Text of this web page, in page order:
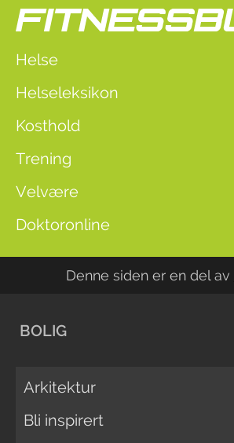
Helse
Helseleksikon
Kosthold
Trening
Velvære
Doktoronline
Denne siden er en del av
BOLIG
Arkitektur
Bli inspirert